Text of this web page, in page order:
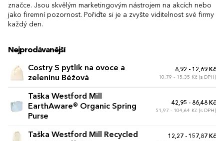
značce. Jsou skvělým marketingovým nástrojem na akcích nebo
jako firemní pozornost. Pořiďte si je a zvyšte viditelnost své firmy
každý den.
Nejprodávanější
Costry S pytlík na ovoce a
zeleninu Béžová
8,92 - 12,69 Kč
10,79 - 15,35 Kč (s DPH)
Taška Westford Mill
EarthAware® Organic Spring
Purse
42,95 - 86,48 Kč
51,97 - 104,64 Kč (s DPH)
Taška Westford Mill Recycled
12,27 - 157,87 Kč